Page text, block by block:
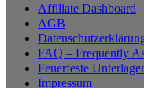
Affiliate Dashboard
AGB
FAQ – Frequently
Feuerfeste
Impressum